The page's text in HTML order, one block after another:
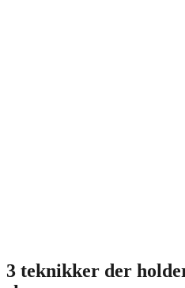
3 teknikker der